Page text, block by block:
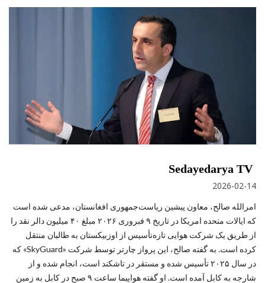
Sedayedarya TV
2026-02-14
امرالله صالح، معاون پیشین ریاست‌جمهوری افغانستان، مدعی شده است
که ایالات متحده امریکا در تاریخ ۹ فبروری ۲۰۲۶ مبلغ ۴۰ میلیون دالر نقد را
از طریق یک شرکت هوایی تازه‌تأسیس از اوزبیکستان به طالبان منتقل
کرده است. به گفته صالح، این پرواز چارتر توسط شرکت «SkyGuard» که
در سال ۲۰۲۵ تأسیس شده و مستقر در تاشکند است، انجام شده و از
شارجه به کابل آمده است. او گفته هواپیما ساعت ۹ صبح در کابل به زمین